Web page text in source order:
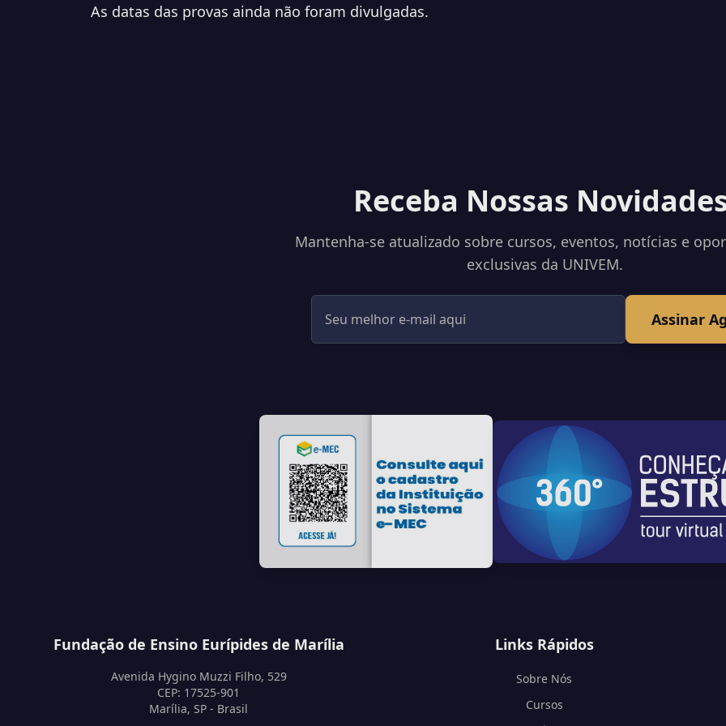
As datas das provas ainda não foram divulgadas.
Receba Nossas
Mantenha-se atualizado sobre cursos, eventos, notícias e
exclusivas da UNIVEM.
Assinar
Fundação de Ensino Eurípides de Marília
Avenida Hygino Muzzi Filho, 529
CEP: 17525-901
Marília, SP - Brasil
Links Rápidos
Sobre Nós
Cursos